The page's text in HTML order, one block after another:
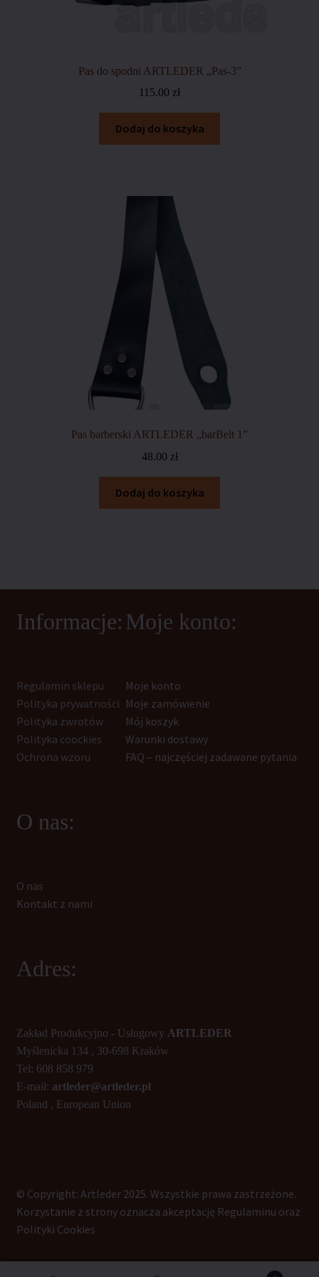
Pas do spodni ARTLEDER „Pas-3”
115.00 zł
Dodaj do koszyka
Pas barberski ARTLEDER „barBelt 1”
48.00 zł
Dodaj do koszyka
Informacje:
Regulamin sklepu
Polityka prywatności
Polityka zwrotów
Polityka coockies
Ochrona wzoru
Moje konto:
Moje konto
Moje zamówienie
Mój koszyk
Warunki dostawy
FAQ – najczęściej zadawane pytania
O nas:
O nas
Kontakt z nami
Adres:
Zakład Produkcyjno - Usługowy ARTLEDER
Myślenicka 134 , 30-698 Kraków
Tel: 608 858 979
E-mail: artleder@artleder.pl
Poland , European Union
© Copyright: Artleder 2025. Wszystkie prawa zastrzeżone.
Korzystanie z strony oznacza akceptację Regulaminu oraz
Polityki Cookies